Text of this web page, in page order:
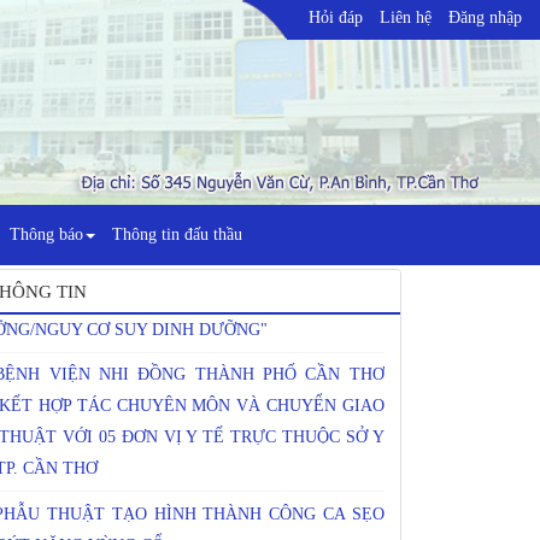
Hỏi đáp Liên hệ Đăng nhập
Thông báo Thông tin đấu thầu
TIN
HOẠT KHOA HỌC KỸ THUẬT CHUYÊN ĐỀ
NGUY CƠ SUY DINH DƯỠNG"
VIỆN NHI ĐỒNG THÀNH PHỐ CẦN THƠ
HỢP TÁC CHUYÊN MÔN VÀ CHUYỂN GIAO
THUẬT VỚI 05 ĐƠN VỊ Y TẾ TRỰC THUỘC SỞ Y
CẦN THƠ
THUẬT TẠO HÌNH THÀNH CÔNG CA SẸO
NẶNG VÙNG CỔ